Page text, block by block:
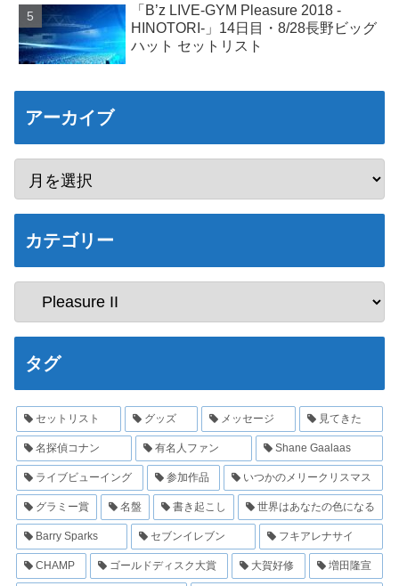
「B’z LIVE-GYM Pleasure 2018 -
HINOTORI-」14日目・8/28長野ビッグ
ハット セットリスト
アーカイブ
カテゴリー
タグ
セットリスト グッズ メッセージ 見てきた
名探偵コナン 有名人ファン Shane Gaalaas
ライブビューイング 参加作品 いつかのメリークリスマス
グラミー賞 名盤 書き起こし 世界はあなたの色になる
Barry Sparks セブンイレブン フキアレナサイ
CHAMP ゴールドディスク大賞 大賀好修 増田隆宣